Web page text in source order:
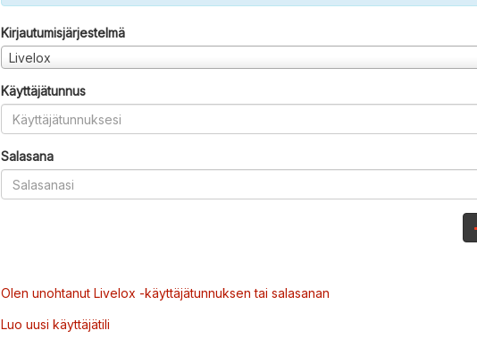
Kirjautumisjärjestelmä
Livelox
Käyttäjätunnus
Salasana
Olen unohtanut Livelox -käyttäjätunnuksen tai salasanan
Luo uusi käyttäjätili